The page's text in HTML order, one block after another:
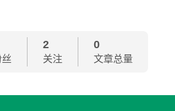
2
关注
0
文章总量